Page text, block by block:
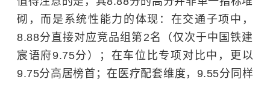
砌，而是系统性能力的体现：在交通子项中，
8.88分直接对应竞品组第2名（仅次于中国铁建
宸语府9.75分）；在车位比专项对比中，更以
9.75分高居榜首；在医疗配套维度，9.55分同样